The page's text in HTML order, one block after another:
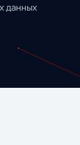
данных